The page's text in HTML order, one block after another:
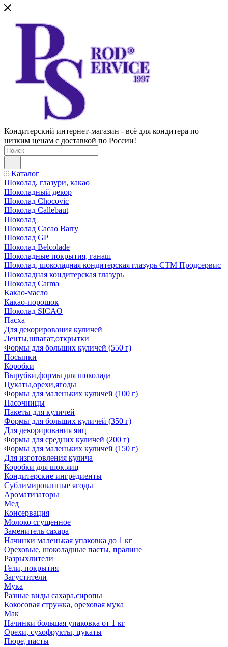
Кондитерский интернет-магазин - всё для кондитера по
низким ценам с доставкой по России!
Каталог
Шоколад, глазури, какао
Шоколадный декор
Шоколад Chocovic
Шоколад Callebaut
Шоколад
Шоколад Cacao Barry
Шоколад GP
Шоколад Belcolade
Шоколадные покрытия, ганаш
Шоколад, шоколадная кондитерская глазурь СТМ Продсервис
Шоколадная кондитерская глазурь
Шоколад Carma
Какао-масло
Какао-порошок
Шоколад SICAO
Пасха
Для декорирования куличей
Ленты,шпагат,открытки
Формы для больших куличей (550 г)
Посыпки
Коробки
Вырубки,формы для шоколада
Цукаты,орехи,ягоды
Формы для маленьких куличей (100 г)
Пасочницы
Пакеты для куличей
Формы для больших куличей (350 г)
Для декорирования яиц
Формы для средних куличей (200 г)
Формы для маленьких куличей (150 г)
Для изготовления кулича
Коробки для шок.яиц
Кондитерские ингредиенты
Сублимированные ягоды
Ароматизаторы
Мед
Консервация
Молоко сгущенное
Заменитель сахара
Начинки маленькая упаковка до 1 кг
Ореховые, шоколадные пасты, пралине
Разрыхлители
Гели, покрытия
Загустители
Мука
Разные виды сахара,сиропы
Кокосовая стружка, ореховая мука
Мак
Начинки большая упаковка от 1 кг
Орехи, сухофрукты, цукаты
Пюре, пасты